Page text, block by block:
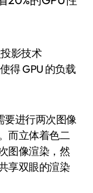
影技术
得 GPU 的负载
要进行两次图像
而立体着色二
图像渲染，然
享双眼的渲染